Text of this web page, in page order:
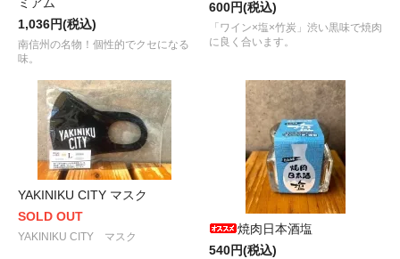
ミアム
1,036円(税込)
南信州の名物！個性的でクセになる
味。
600円(税込)
「ワイン×塩×竹炭」渋い黒味で焼肉
に良く合います。
YAKINIKU CITY マスク
SOLD OUT
YAKINIKU CITY マスク
焼肉日本酒塩
540円(税込)